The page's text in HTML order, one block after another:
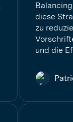
diese
zu
und die